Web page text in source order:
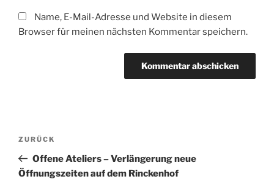
Name, E-Mail-Adresse und Website in diesem
Browser für meinen nächsten Kommentar speichern.
Beitragsnavigation
Vorheriger
Beitrag
ZURÜCK
Offene Ateliers – Verlängerung neue
Öffnungszeiten auf dem Rinckenhof